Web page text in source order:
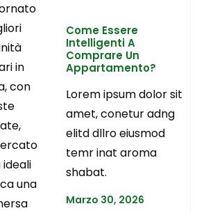
in
con
ideali
una
Come Essere
Intelligenti A
Comprare Un
Appartamento?
Lorem ipsum dolor sit
amet, conetur adng
elitd dllro eiusmod
temr inat aroma
shabat.
Marzo 30, 2026